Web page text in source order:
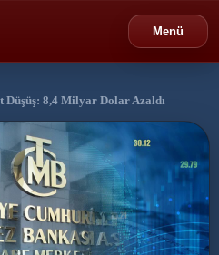
Menü
›
›
Düşüş: 8,4 Milyar Dolar Azaldı